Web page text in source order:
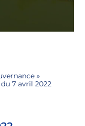
»
7 avril 2022